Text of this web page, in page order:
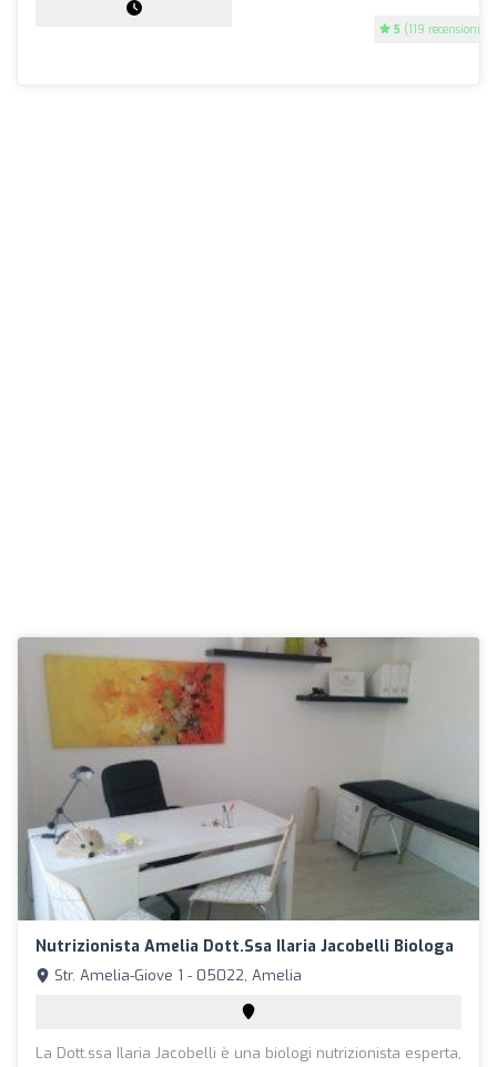
5 (119 recensioni)
Nutrizionista Amelia Dott.ssa Ilaria Jacobelli Biologa
Str. Amelia-Giove 1 - 05022, Amelia
La Dott.ssa Ilaria Jacobelli è una biologi nutrizionista esperta,